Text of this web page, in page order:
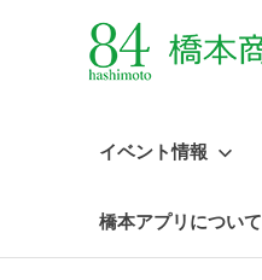
イベント情報
橋本アプリについて